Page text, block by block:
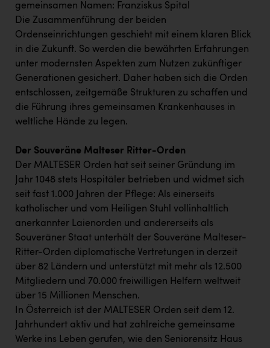
gemeinsamen Namen: Franziskus Spital
Die Zusammenführung der beiden
Ordenseinrichtungen geschieht mit einem klaren Blick
in die Zukunft. So werden die bewährten Erfahrungen
unter modernsten Aspekten zum Nutzen zukünftiger
Generationen gesichert. Daher haben sich die Orden
entschlossen, zeitgemäße Strukturen zu schaffen und
die Führung ihres gemeinsamen Krankenhauses in
weltliche Hände zu legen.
Der Souveräne Malteser Ritter-Orden
Der MALTESER Orden hat seit seiner Gründung im
Jahr 1048 stets Hospitäler betrieben und widmet sich
seit fast 1.000 Jahren der Pflege: Als einerseits
katholischer und vom Heiligen Stuhl vollinhaltlich
anerkannter Laienorden und andererseits als
Souveräner Staat unterhält der Souveräne Malteser-
Ritter-Orden diplomatische Vertretungen in derzeit
über 82 Ländern und unterstützt mit mehr als 12.500
Mitgliedern und 70.000 freiwilligen Helfern weltweit
über 15 Millionen Menschen.
In Österreich ist der MALTESER Orden seit dem 12.
Jahrhundert aktiv und hat zahlreiche gemeinsame
Werke ins Leben gerufen, wie den Seniorensitz Haus